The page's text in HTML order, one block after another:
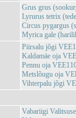
Grus grus
Lyrurus tetrix
Circus pygargus
Myrica gale
Piirsalu jõgi
Kaldamäe oja
Pennu oja
Metslõugu oja
Vihterpalu jõgi
Vabariigi